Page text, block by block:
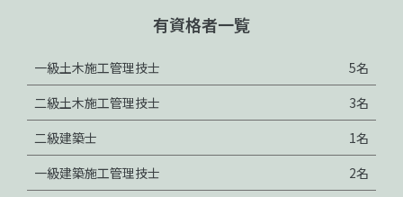
有資格者一覧
一級土木施工管理技士
5名
二級土木施工管理技士
3名
二級建築士
1名
一級建築施工管理技士
2名